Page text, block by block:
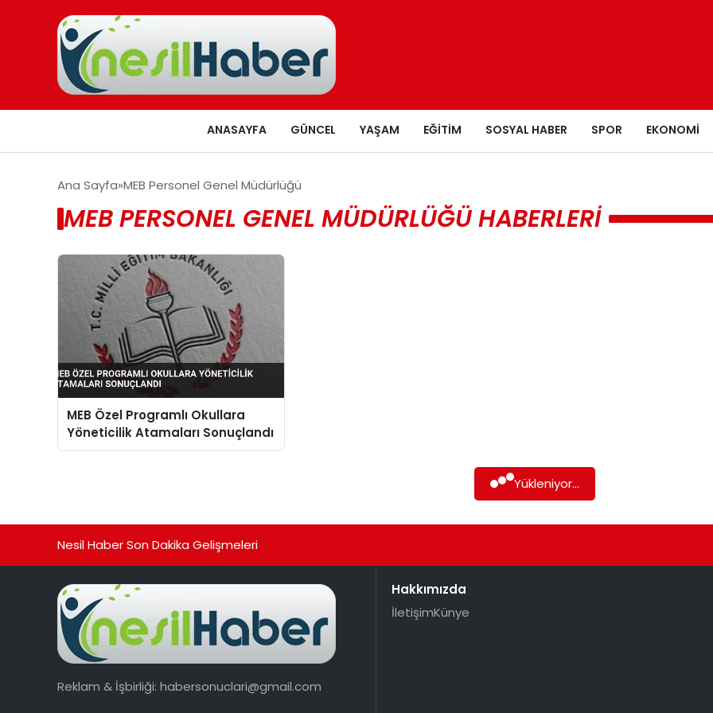
ANASAYFA GÜNCEL YAŞAM EĞITIM SOSYAL HABER SPOR EKONOMI
Ana Sayfa MEB Personel Genel Müdürlüğü
MEB PERSONEL GENEL MÜDÜRLÜĞÜ HABERLERI
MEB Özel Programlı Okullara
Yöneticilik Atamaları Sonuçlandı
Yükleniyor...
Nesil Haber Son Dakika Gelişmeleri
Reklam & İşbirliği: habersonuclari@gmail.com
Hakkımızda
İletişimKünye